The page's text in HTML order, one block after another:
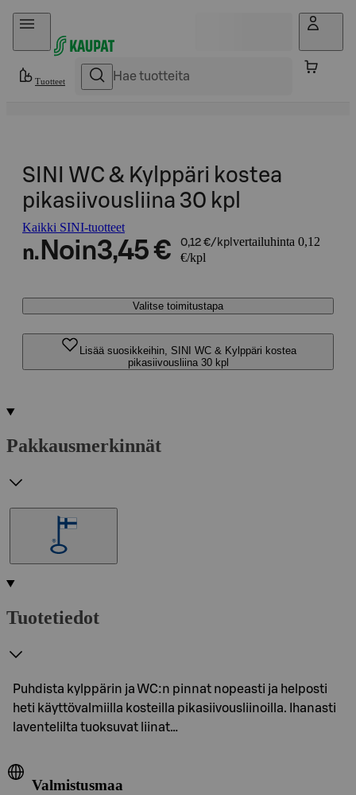
Hyppää sisältöön
Tuotteet
SINI WC & Kylppäri kostea
pikasiivousliina 30 kpl
Kaikki SINI-tuotteet
n. Noin3,45 € 0,12 €/kpl vertailuhinta 0,12
€/kpl
Valitse toimitustapa
Lisää suosikkeihin, SINI WC & Kylppäri kostea
pikasiivousliina 30 kpl
Pakkausmerkinnät
Tuotetiedot
Puhdista kylppärin ja WC:n pinnat nopeasti ja helposti
heti käyttövalmiilla kosteilla pikasiivousliinoilla. Ihanasti
laventelilta tuoksuvat liinat…
Valmistusmaa